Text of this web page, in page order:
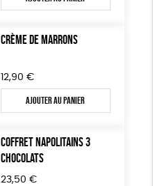
CRÈME DE MARRONS
12,90 €
Ajouter au panier
COFFRET NAPOLITAINS 3
CHOCOLATS
23,50 €